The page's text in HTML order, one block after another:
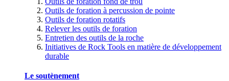
Outils de foration à percussion de pointe
Outils de foration rotatifs
Relever les outils de foration
Entretien des outils de la roche
Initiatives de Rock Tools en matière de développement
durable
Le soutènement